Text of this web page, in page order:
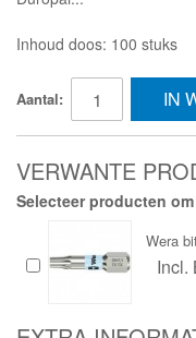
Inhoud doos: 100 stuks
Aantal: IN
VERWANTE
Selecteer producten
Wera
Incl.